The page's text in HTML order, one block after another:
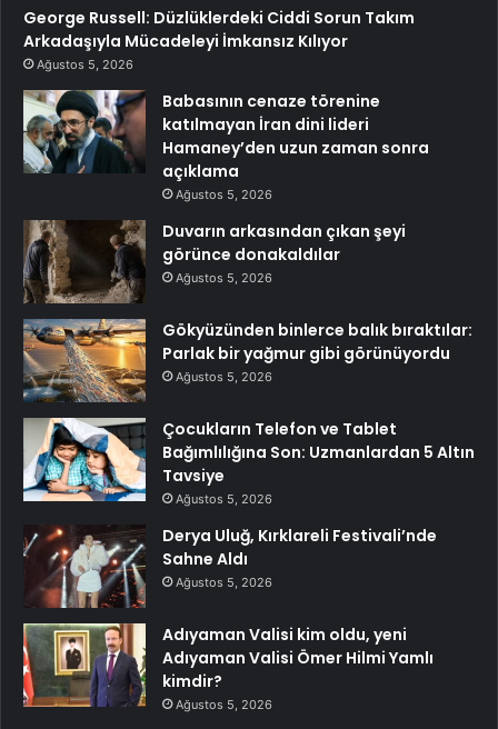
George Russell: Düzlüklerdeki Ciddi Sorun Takım
Arkadaşıyla Mücadeleyi İmkansız Kılıyor
Ağustos 5, 2026
Babasının cenaze törenine
katılmayan İran dini lideri
Hamaney’den uzun zaman sonra
açıklama
Ağustos 5, 2026
Duvarın arkasından çıkan şeyi
görünce donakaldılar
Ağustos 5, 2026
Gökyüzünden binlerce balık bıraktılar:
Parlak bir yağmur gibi görünüyordu
Ağustos 5, 2026
Çocukların Telefon ve Tablet
Bağımlılığına Son: Uzmanlardan 5 Altın
Tavsiye
Ağustos 5, 2026
Derya Uluğ, Kırklareli Festivali’nde
Sahne Aldı
Ağustos 5, 2026
Adıyaman Valisi kim oldu, yeni
Adıyaman Valisi Ömer Hilmi Yamlı
kimdir?
Ağustos 5, 2026